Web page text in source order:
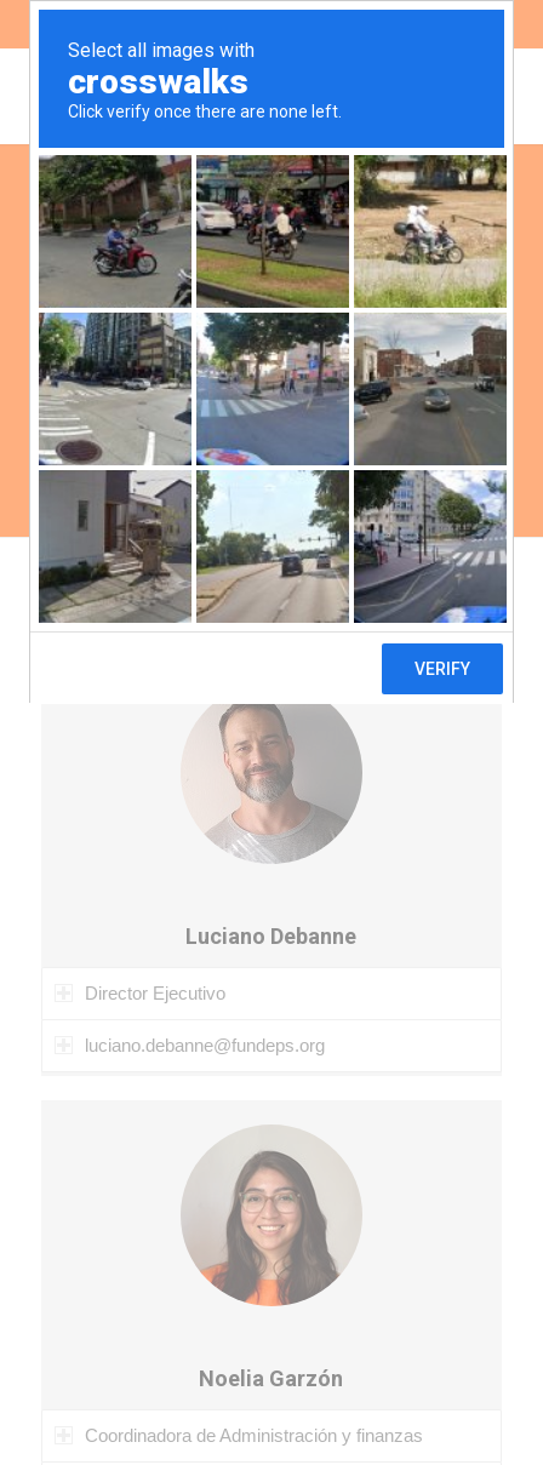
Equipo de
coordinación
Equipo de coordinación
Luciano Debanne
Director Ejecutivo
luciano.debanne@fundeps.org
Noelia Garzón
Coordinadora de Administración y finanzas